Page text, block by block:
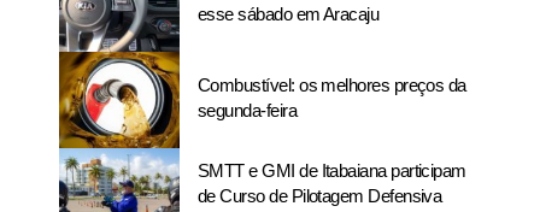
esse sábado em Aracaju
Combustível: os melhores preços da
segunda-feira
SMTT e GMI de Itabaiana participam
de Curso de Pilotagem Defensiva